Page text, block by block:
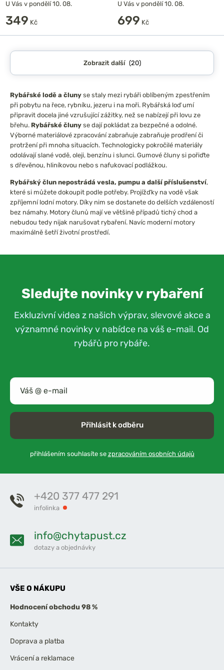
U Vás v pondělí 10. 08.
349 Kč
U Vás v pondělí 10. 08.
699 Kč
Zobrazit další (20)
Rybářské lodě a čluny se staly mezi rybáři oblíbeným zpestřením
při pobytu na řece, rybníku, jezeru i na moři. Rybářská loď umí
připravit docela jiné vzrušující zážitky, než se nabízejí při lovu ze
břehu. Rybářské čluny se dají pokládat za bezpečné a odolné.
Výborné materiálové zpracování zabraňuje zabraňuje prodření či
protržení při mnoha situacích. Technologicky pokročilé materiály
odolávají slané vodě, oleji, benzínu i slunci. Gumové čluny si pořiďte
s dřevěnou, hliníkovou nebo s nafukovací podlážkou.
Rybářský člun nepostrádá vesla, pumpu a další příslušenství,
které si můžete dokoupit podle potřeby. Projížďky na vodě však
zpříjemní lodní motory. Díky nim se dostanete do delších vzdáleností
bez námahy. Motory člunů mají ve většině případů tichý chod a
nebudou tedy nijak narušovat rybaření. Navíc moderní motory
maximálně šetří životní prostředí.
Sledujte novinky v rybaření
Exkluzivní videa z našich výprav, slevové akce a
významné novinky v nabídce na váš e-mail. Od
rybářů pro rybáře.
Přihlásit k odběru
přihlášením souhlasíte se zpracováním osobních údajů
+420 377 477 291
infolinka
info@chytapust.cz
dotazy a objednávky
VŠE O NÁKUPU
Hodnocení obchodu 98 %
Kontakty
Doprava a platba
Vrácení a reklamace